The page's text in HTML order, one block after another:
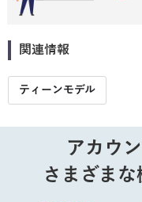
関連情報
ティーンモデル
アカウ
さまざまな